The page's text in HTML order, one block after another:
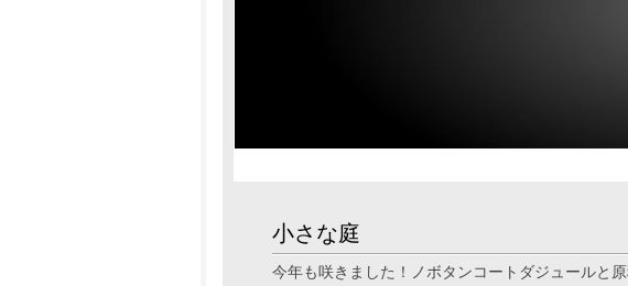
小さな庭
今年も咲きました！ノボタンコートダジュールと